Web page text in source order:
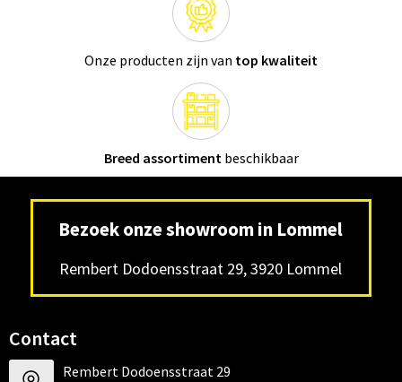
Onze producten zijn van top kwaliteit
Breed assortiment beschikbaar
Bezoek onze showroom in Lommel
Rembert Dodoensstraat 29, 3920 Lommel
Contact
Rembert Dodoensstraat 29